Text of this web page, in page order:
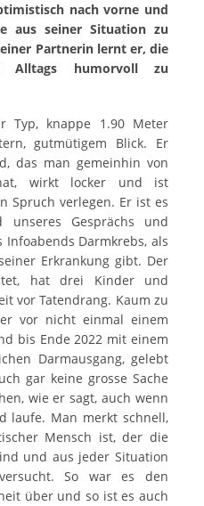
nach vorne und
aus seiner Situation zu
Partnerin lernt er, die
Alltags humorvoll zu
Typ, knappe 1.90 Meter
gutmütigem Blick. Er
das man gemeinhin von
wirkt locker und ist
Spruch verlegen. Er ist es
unseres Gesprächs und
Darmkrebs, als
Erkrankung gibt. Der
hat drei Kinder und
vor Tatendrang. Kaum zu
vor nicht einmal einem
bis Ende 2022 mit einem
Darmausgang, gelebt
gar keine grosse Sache
wie er sagt, auch wenn
laufe. Man merkt schnell,
Mensch ist, der die
und aus jeder Situation
So war es den
über und so ist es auch